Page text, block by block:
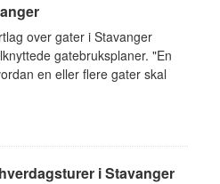
over gater i Stavanger
gatebruksplaner. "En
en eller flere gater skal
i Stavanger